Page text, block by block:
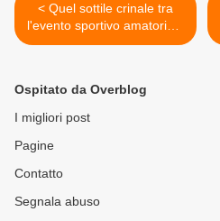
< Quel sottile crinale tra
l'evento sportivo amatoriale
come festa e come luogo
fotografo alla Maratonina
dei Nebrodi
Ospitato da Overblog
I migliori post
Pagine
Contatto
Segnala abuso